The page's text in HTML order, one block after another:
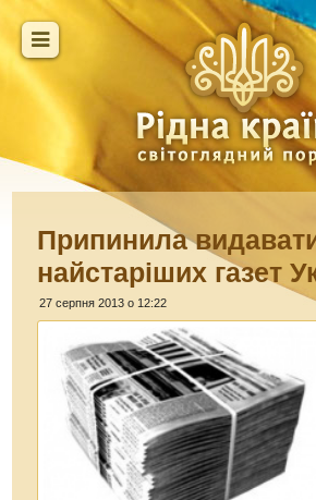
Припинила
найстаріших газет
27 серпня 2013 о 12:22